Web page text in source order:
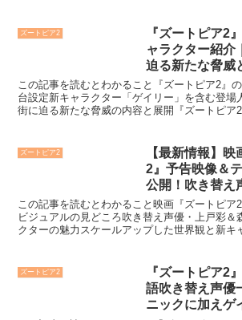
ズートピア2
『ズートピア2
ャラクター紹介
迫る新たな脅威
この記事を読むとわかること『ズートピア2』
台設定新キャラクター「ゲイリー」を含む登場
街に迫る新たな脅威の内容と展開『ズートピア
ズートピア2
【最新情報】
2』予告映像＆
公開！吹き替え
川智之が続投
この記事を読むとわかること映画『ズートピア
ビジュアルの見どころ吹き替え声優・上戸彩＆
クターの魅力スケールアップした世界観と新キ
ズートピア2
『ズートピア2
語吹き替え声優
ニックに加えゲ